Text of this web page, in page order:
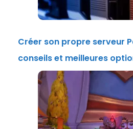
Créer son propre serveur
conseils et meilleures